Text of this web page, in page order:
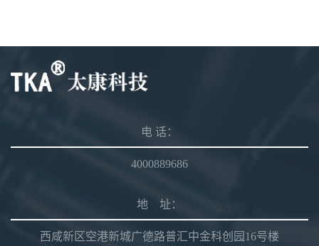
电 话：
4000889686
地 址：
西咸新区空港新城广德路普汇中金科创园16号楼